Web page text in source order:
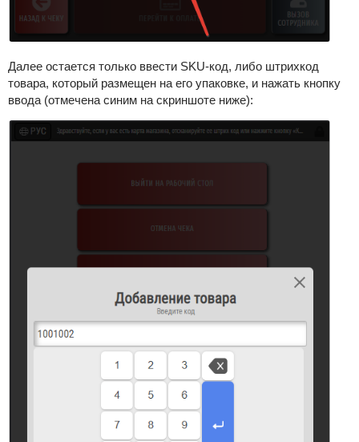
Далее остается только ввести SKU-код, либо штрихкод
товара, который размещен на его упаковке, и нажать кнопку
ввода (отмечена синим на скриншоте ниже):